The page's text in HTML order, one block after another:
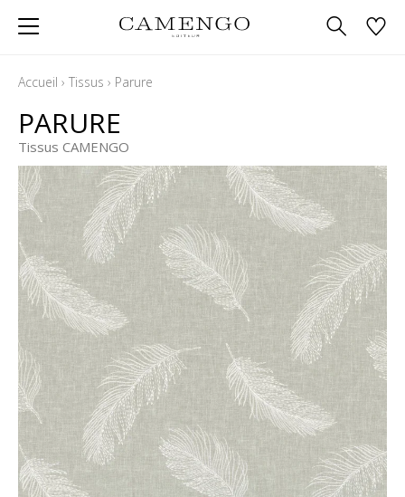
Accueil › Tissus › Parure
PARURE
Tissus CAMENGO